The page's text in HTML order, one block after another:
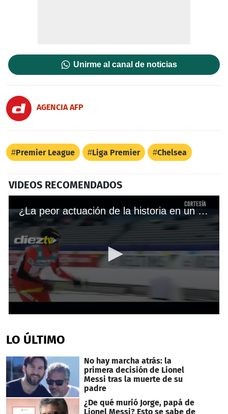
Unirme al canal de noticias
AGENCIA AFP
Premier League Liga Premier Chelsea
VIDEOS RECOMENDADOS
¿La peor actuación de la historia en un mundial de esquí?
of
2
20
seconds
LO ÚLTIMO
No hay marcha atrás: la
primera decisión de Lionel
Messi tras la muerte de su
padre
¿De qué murió Jorge, papá de
Lionel Messi? Esto se sabe de